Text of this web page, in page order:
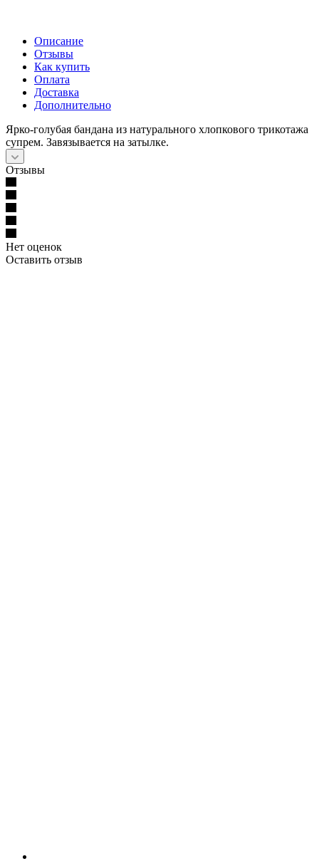
Описание
Отзывы
Как купить
Оплата
Доставка
Дополнительно
Ярко-голубая бандана из натурального хлопкового трикотажа
супрем. Завязывается на затылке.
Отзывы
Нет оценок
Оставить отзыв